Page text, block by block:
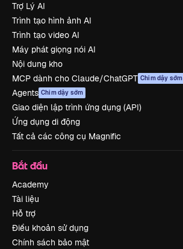
Trợ Lý AI
Trình tạo hình ảnh AI
Trình tạo video AI
Máy phát giọng nói AI
Nội dung kho
MCP dành cho Claude/ChatGPT Chim dậy sớm
Agents Chim dậy sớm
Giao diện lập trình ứng dụng (API)
Ứng dụng di động
Tất cả các công cụ Magnific
Bắt đầu
Academy
Tài liệu
Hỗ trợ
Điều khoản sử dụng
Chính sách bảo mật